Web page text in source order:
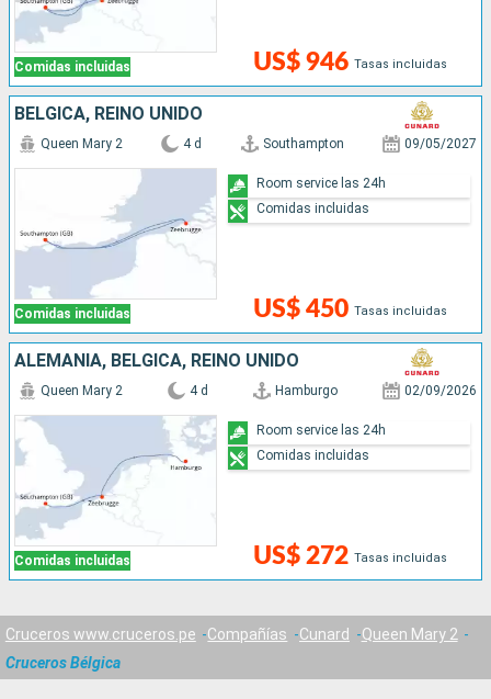
Comidas incluidas US$ 946 Tasas incluidas
BÉLGICA, REINO UNIDO
Comidas incluidas
Queen Mary 2 4 d Southampton 09/05/2027
US$ 450 Tasas incluidas
Room service las 24h
Comidas incluidas
ALEMANIA, BÉLGICA, REINO UNIDO
Comidas incluidas
Queen Mary 2 4 d Hamburgo 02/09/2026
US$ 272 Tasas incluidas
Room service las 24h
Comidas incluidas
Cruceros www.cruceros.pe Compañías Cunard
Queen Mary 2
Cruceros Bélgica